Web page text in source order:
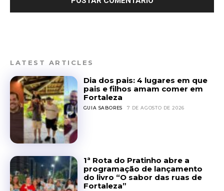
LATEST ARTICLES
Dia dos pais: 4 lugares em que
pais e filhos amam comer em
Fortaleza
GUIA SABORES 7 DE AGOSTO DE 2026
1ª Rota do Pratinho abre a
programação de lançamento
do livro “O sabor das ruas de
Fortaleza”